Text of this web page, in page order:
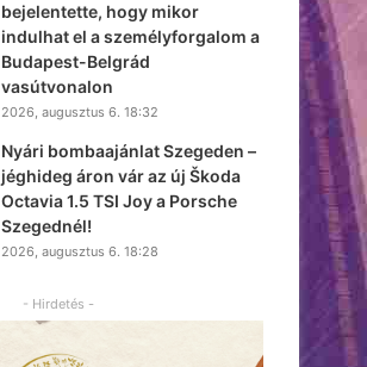
bejelentette, hogy mikor
indulhat el a személyforgalom a
Budapest-Belgrád
vasútvonalon
2026, augusztus 6. 18:32
Nyári bombaajánlat Szegeden –
jéghideg áron vár az új Škoda
Octavia 1.5 TSI Joy a Porsche
Szegednél!
2026, augusztus 6. 18:28
- Hirdetés -